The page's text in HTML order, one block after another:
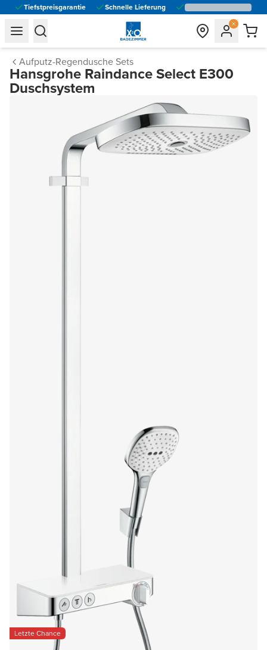
Tiefstpreisgarantie Schnelle Lieferung
general.navigation.toggle_menu.label
general.navigation.toggle_menu.label
Aufputz-Regendusche Sets
Hansgrohe Raindance Select E300
Duschsystem
Letzte Chance